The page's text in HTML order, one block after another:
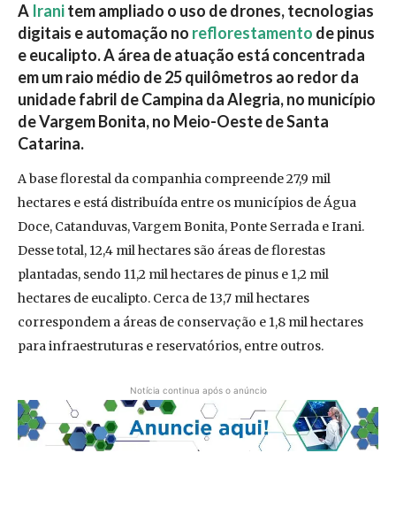
A Iranitem ampliado o uso de drones, tecnologias
digitais e automação no reflorestamento de pinus
e eucalipto. A área de atuação está concentrada
em um raio médio de 25 quilômetros ao redor da
unidade fabril de Campina da Alegria, no município
de Vargem Bonita, no Meio-Oeste de Santa
Catarina.
A base florestal da companhia compreende 27,9 mil
hectares e está distribuída entre os municípios de Água
Doce, Catanduvas, Vargem Bonita, Ponte Serrada e Irani.
Desse total, 12,4 mil hectares são áreas de florestas
plantadas, sendo 11,2 mil hectares de pinus e 1,2 mil
hectares de eucalipto. Cerca de 13,7 mil hectares
correspondem a áreas de conservação e 1,8 mil hectares
para infraestruturas e reservatórios, entre outros.
Notícia continua após o anúncio